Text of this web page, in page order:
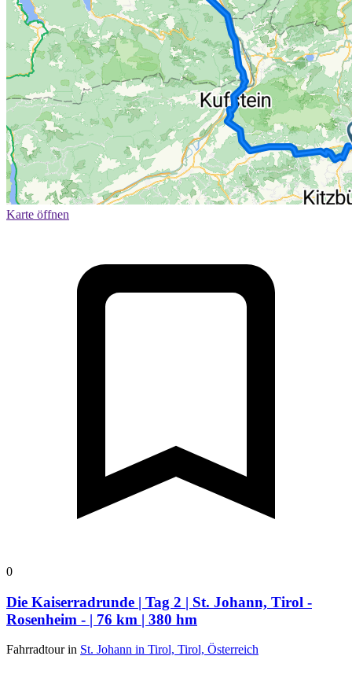
Karte öffnen
0
Die Kaiserradrunde | Tag 2 | St. Johann, Tirol -
Rosenheim - | 76 km | 380 hm
Fahrradtour in St. Johann in Tirol, Tirol, Österreich